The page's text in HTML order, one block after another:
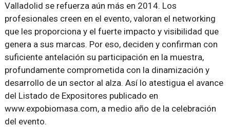
Valladolid se refuerza aún más en 2014. Los
profesionales creen en el evento, valoran el networking
que les proporciona y el fuerte impacto y visibilidad que
genera a sus marcas. Por eso, deciden y confirman con
suficiente antelación su participación en la muestra,
profundamente comprometida con la dinamización y
desarrollo de un sector al alza. Así lo atestigua el avance
del Listado de Expositores publicado en
www.expobiomasa.com, a medio año de la celebración
del evento.